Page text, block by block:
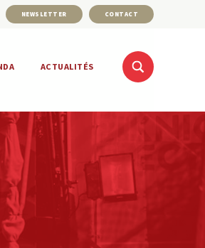
NEWSLETTER CONTACT
ACTUALITÉS